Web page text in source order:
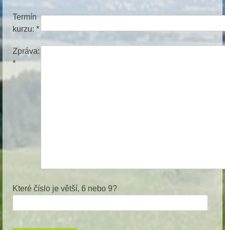
Termín
kurzu: *
Zpráva:
*
Které číslo je větší, 6 nebo 9?